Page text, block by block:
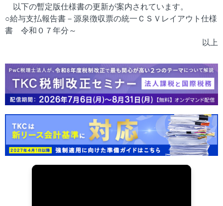
以下の暫定版仕様書の更新が案内されています。
○給与支払報告書－源泉徴収票の統一ＣＳＶレイアウト仕様
書 令和０７年分～
以上